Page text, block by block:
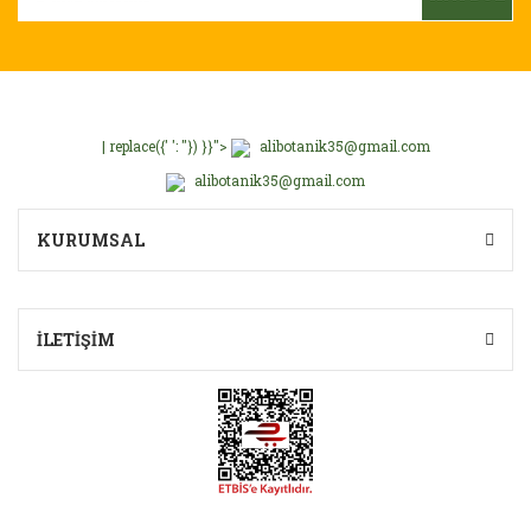
Gönder
| replace({' ': ''}) }}">
alibotanik35@gmail.com
alibotanik35@gmail.com
KURUMSAL
İLETİŞİM